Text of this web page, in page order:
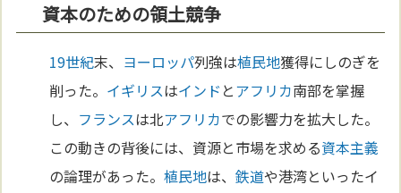
資本のための領土競争
19世紀末、 ヨーロッパ列強は植民地獲得にしのぎを
削った。 イギリスはインド とアフリカ南部を掌握
し、 フランスは北アフリカでの影響力を拡大した。
この動きの背後には、資源と市場を求める資本主義
の論理があった。植民地は、鉄道や港湾といったイ